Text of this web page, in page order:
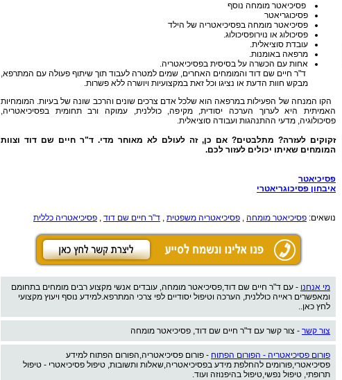
פסיכיאטר מומחה נוסף
פסיכוגריאטר
פסיכיאטר מומחה בפסיכיאטריה של הילד
פסיכולוג או נוירופסיכולוג.
עובדת סוציאלית.
מרפאה באומנות.
אחות עם הכשרה על בסיסית בפסיכיאטריה.
ד"ר חיים שם דוד והמומחים האחרים, שמים למטרה לעבוד תוך שיתוף פעולה עם המתרפא,
מבקש חוות הדעת או נציגו וכל זאת במקצועיות ויושרה ללא פשרות.
הקו המנחה של הפעילות במרפאה הוא שלכל אדם צרכים שונים והרכב שונה של בעיות. המומחיות
האמיתית היא לערוך הערכה יסודית, מקיפה, כוללנית, עמוקה ורב תחומית בפסיכיאטריה,
פסיכולוגיה, מדעי ההתנהגות ועבודה סוציאלית.
זקוקים לעזרה? מתלבטים? אם כן, זה לעולם לא מאוחר מדי. ד"ר חיים שם דוד וצוות
המומחים שאיתו יכולים לעזור לכם.
פסיכיאטר
איבחון פסיכוגריאטרי
נושאים: פסיכיאטר מומחה , פסיכיאטריה משפטית , ד"ר חיים שם דוד , פסיכיאטריה כללית
מי אנחנו - עם ד"ר חיים שם דוד,פסיכיאטר מומחה, עובדים אנשי מקצוע רבים מומחים בתחומם
ומאפשרים ראייה כוללנית, הערכה וטיפול יסודיים לפי צרכי המתרפא.למידע נוסף ויעוץ מקצועי
לחץ כאן..
צור קשר - צור קשר עם ד"ר חיים שם דוד, פסיכיאטר מומחה
פורום פסיכיאטריה - הפורום הפתוח - פורום פסיכיאטריה,הפורום הפתוח למידע
פסיכיאטרי,פורומים להחלפת מידע בפסיכיאטריה,שאלות ותשובות, טיפול פסיכיאטרי - טיפול
תרופתי, טיפול נפשי,טיפול בהיפנוזה ועוד.